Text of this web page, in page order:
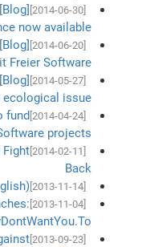
[2014-06-30]
now available
[2014-06-20]
Freier Software
[2014-05-27]
ecological issue
[2014-04-24]
fund
projects
Fight
Back
[2013-11-14]
[2013-11-04]
[2013-09-23]